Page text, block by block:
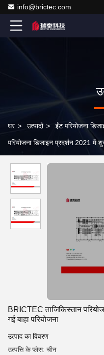
info@brictec.com
घर > उत्पादों > ईंट परियोजना
परियोजना डिजाइन प्रदर्शन 2021 में
BRICTEC ताजिकिस्तान
गई बाहा परियोजना
उत्पाद का विवरण
उत्पत्ति के प्लेस: चीन